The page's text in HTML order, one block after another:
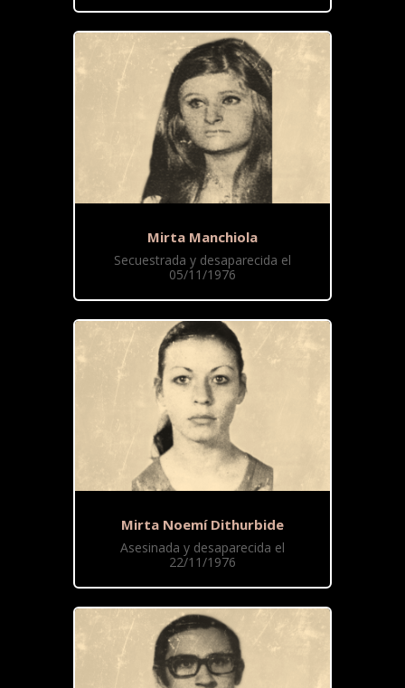
Mirta Manchiola
Secuestrada y desaparecida el
05/11/1976
Mirta Noemí Dithurbide
Asesinada y desaparecida el
22/11/1976